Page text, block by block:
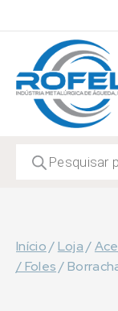
to
content
search
Início/Loja /
/ Foles /